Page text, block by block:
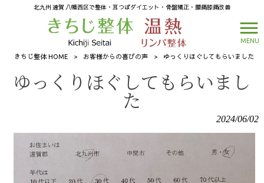
北九州 遠賀 八幡西区で整体・耳つぼダイエット・骨盤矯正・腰痛膝痛改善
MENU
きちじ整体 HOME > お客様からの喜びの声 > ゆっくりほぐしてもらいました
ゆっくりほぐしてもらいまし
た
2024/06/02